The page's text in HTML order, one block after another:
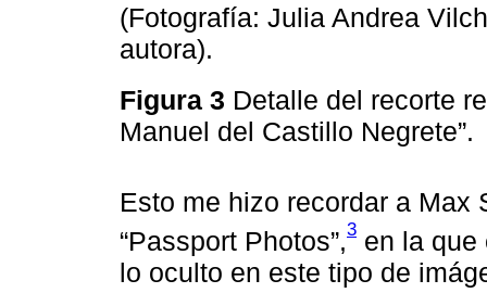
(Fotografía: Julia Andrea
autora).
Figura 3 Detalle del recorte
Manuel del Castillo Negrete”.
Esto me hizo recordar a Max
“Passport Photos”,3 en la que
lo oculto en este tipo de